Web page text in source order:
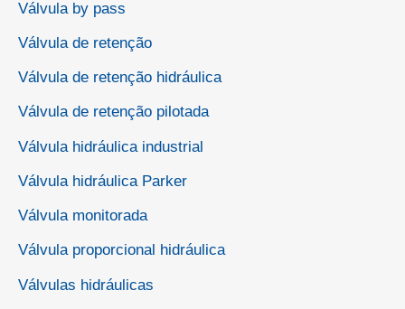
Válvula by pass
Válvula de retenção
Válvula de retenção hidráulica
Válvula de retenção pilotada
Válvula hidráulica industrial
Válvula hidráulica Parker
Válvula monitorada
Válvula proporcional hidráulica
Válvulas hidráulicas